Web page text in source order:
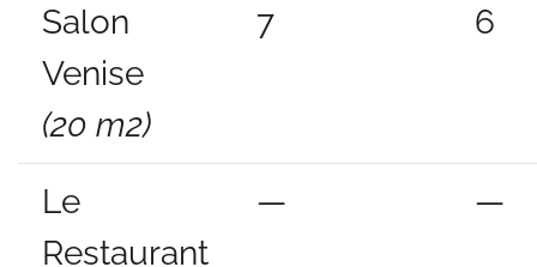
Salon
Venise
(20 m2)
7 6
Le
Restaurant
— —